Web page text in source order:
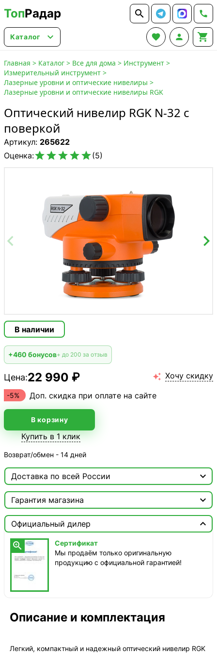
ТопРадар  
Каталог    
Главная > Каталог > Все для дома > Инструмент >
Измерительный инструмент >
Лазерные уровни и оптические нивелиры >
Лазерные уровни и оптические нивелиры RGK
Оптический нивелир RGK N-32 с
поверкой
Артикул: 265622
Оценка:(5)
В наличии
+460 бонусов+ до 200 за отзыв
Цена:22 990 ₽  Хочу скидку
-5% Доп. скидка при оплате на сайте
В корзину
Купить в 1 клик
Возврат/обмен - 14 дней
Доставка по всей России 

сегодня, бесплатно
ТопРадар — Самовывоз
сегодня, бесплатно
наб. Бережковская, д. 20, стр. 19
СДЭК — Пункты выдачи
1-3 дня, от 385 ₽
Гарантия магазина

Сертификат
Мы продаём только оригинальную продукцию с
официальной гарантией!
Официальный дилер


Сертификат
Мы продаём только оригинальную
продукцию с официальной гарантией!
Описание и комплектация
Легкий, компактный и надежный оптический нивелир RGK